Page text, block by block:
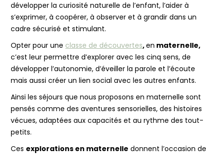
développer la curiosité naturelle de l’enfant, l’aider à
s’exprimer, à coopérer, à observer et à grandir dans un
cadre sécurisé et stimulant.
Opter pour une classe de découvertes,en maternelle,
c’est leur permettre d’explorer avec les cinq sens, de
développer l’autonomie, d’éveiller la parole et l’écoute
mais aussi créer un lien social avec les autres enfants.
Ainsi les séjours que nous proposons en maternelle sont
pensés comme des aventures sensorielles, des histoires
vécues, adaptées aux capacités et au rythme des tout-
petits.
Ces explorations en maternelle donnent l’occasion de